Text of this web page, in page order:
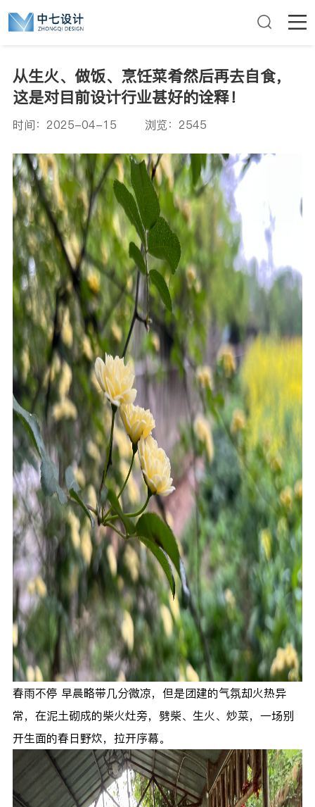
从生火、做饭、烹饪菜肴然后再去自食，
这是对目前设计行业甚好的诠释！
时间：2025-04-15 浏览：2545
春雨不停 早晨略带几分微凉，但是团建的气氛却火热异
常，在泥土砌成的柴火灶旁，劈柴、生火、炒菜，一场别
开生面的春日野炊，拉开序幕。